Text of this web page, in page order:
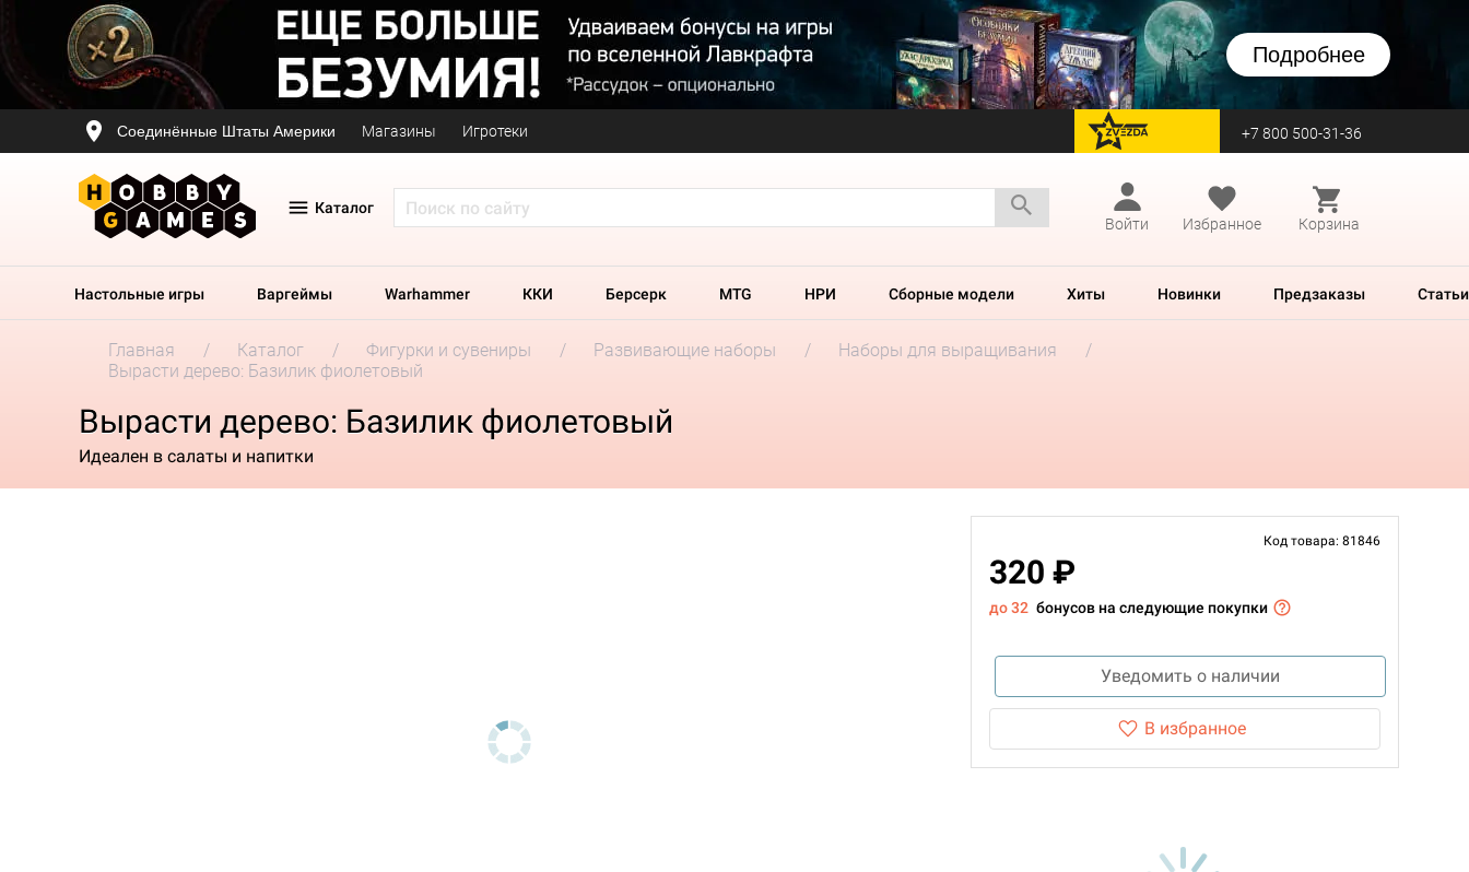
Подробнее
Соединённые Штаты Америки Магазины Игротеки перейти на Zvezda +7 800 500-31-36
Каталог
Войти
Избранное Корзина
Настольные игры Варгеймы Warhammer ККИ Берсерк MTG НРИ Сборные модели Хиты Новинки Предзаказы Статьи
Главная Каталог Фигурки и сувениры Развивающие наборы
Наборы для выращивания
Вырасти дерево: Базилик фиолетовый
Вырасти дерево: Базилик фиолетовый
Идеален в салаты и напитки
Код товара: 81846
320 ₽
до 32 бонусов на следующие покупки
Уведомить о наличии
В избранное